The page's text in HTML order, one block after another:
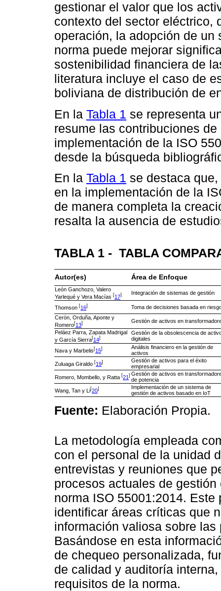
gestionar el valor que los
contexto del sector eléctrico,
operación, la adopción de
norma puede mejorar
sostenibilidad financiera de
literatura incluye el caso de
boliviana de distribución de
En la Tabla 1 se representa
resume las contribuciones
implementación de la ISO
desde la búsqueda
En la Tabla 1 se destaca
en la implementación de la
de manera completa la
resalta la ausencia de
TABLA 1 - TABLA
Autor(es) Área de Enfoque
León Ganchozo, Valero
Yarlequé y Vera Macías [17] Integración de sistemas de gestión
Thomson [16]
Toma de decisiones basada en
Cerón, Orduña, Aponte y
Romero[13]
Gestión de activos en
Peláez Parra, Zapata Madrigal
y García Sierra[14]
Gestión de la obsolescencia de
digitales
Nava y Marbelis [15]
Análisis financiero en la gestión de
activos
Zuluaga Giraldo [19]
Gestión de activos para el éxito
empresarial
Romero, Mombello, y Ratta [21 ] Gestión de activos en
de potencia
Wang, Tan y Li[20]
Implementación de un sistema de
gestión de activos basado en IoT
Fuente: Elaboración Propia.
La metodología empleada
con el personal de la unidad
entrevistas y reuniones que
procesos actuales de
norma ISO 55001:2014.
identificar áreas críticas que
información valiosa sobre
Basándose en esta
de chequeo personalizada,
de calidad y auditoría
requisitos de la norma.